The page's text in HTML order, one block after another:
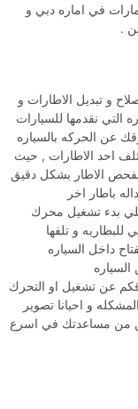
في اماره دبي و
.
و تبديل الاطارات و
التي نقدمها للسيارات
عن الحركه بالسياره
احد الاطارات , حيث
الاطار بشكل دقيق
باطار اخر
علي بدء تشغيل محرك
للبطاريه و تلفها
داخل السياره
السياره
عن تشغيل او التحرك
و احيانا تصوير
من مساعدتك في اسرع